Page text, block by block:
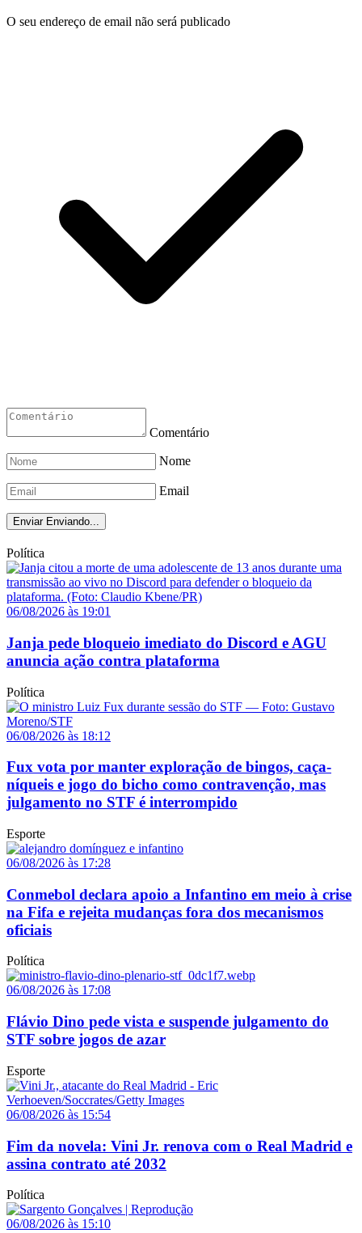
O seu endereço de email não será publicado
Comentário
Nome
Email
Enviar Enviando...
Política
06/08/2026 às 19:01
Janja pede bloqueio imediato do Discord e AGU
anuncia ação contra plataforma
Política
06/08/2026 às 18:12
Fux vota por manter exploração de bingos, caça-
níqueis e jogo do bicho como contravenção, mas
julgamento no STF é interrompido
Esporte
06/08/2026 às 17:28
Conmebol declara apoio a Infantino em meio à crise
na Fifa e rejeita mudanças fora dos mecanismos
oficiais
Política
06/08/2026 às 17:08
Flávio Dino pede vista e suspende julgamento do
STF sobre jogos de azar
Esporte
06/08/2026 às 15:54
Fim da novela: Vini Jr. renova com o Real Madrid e
assina contrato até 2032
Política
06/08/2026 às 15:10